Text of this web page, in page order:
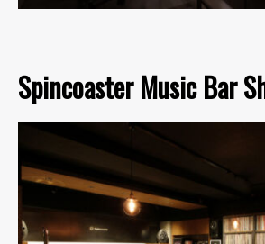
Spincoaster Music Bar